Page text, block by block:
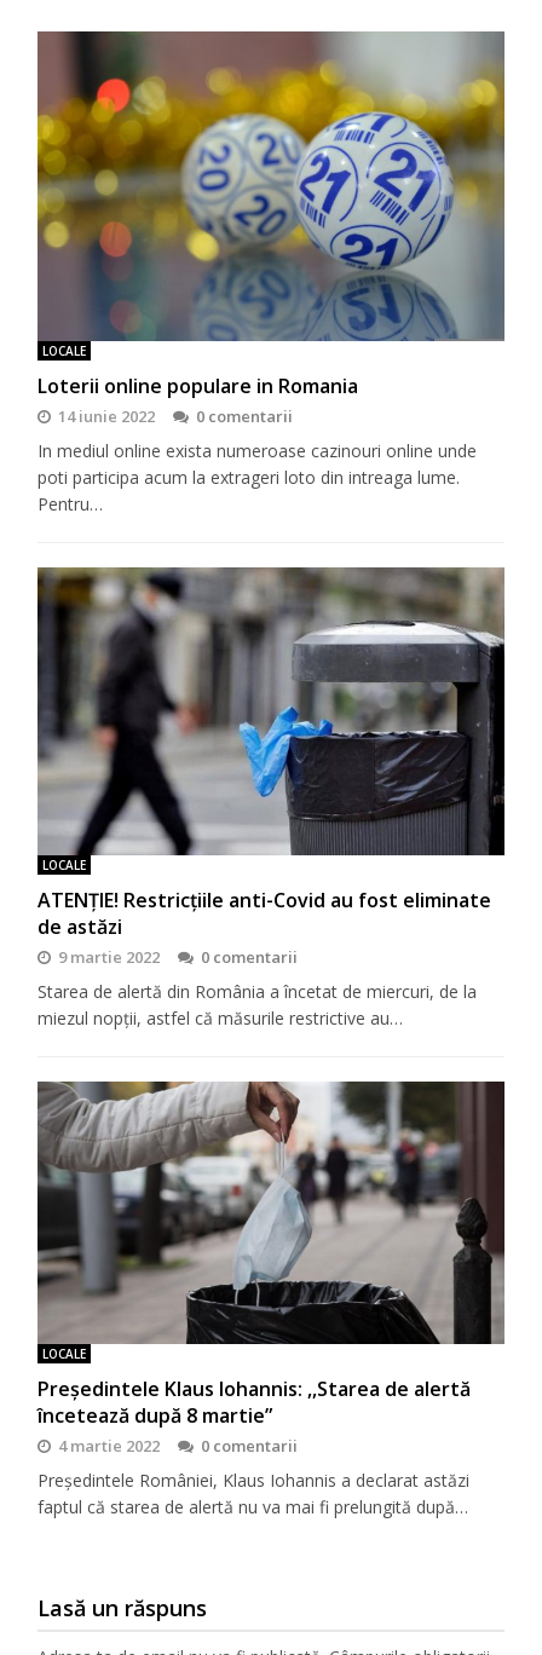
LOCALE
Loterii online populare in Romania
14 iunie 2022 0 comentarii
In mediul online exista numeroase cazinouri online unde
poti participa acum la extrageri loto din intreaga lume.
Pentru…
LOCALE
ATENȚIE! Restricțiile anti-Covid au fost eliminate
de astăzi
9 martie 2022 0 comentarii
Starea de alertă din România a încetat de miercuri, de la
miezul nopții, astfel că măsurile restrictive au…
LOCALE
Președintele Klaus Iohannis: ,,Starea de alertă
încetează după 8 martie”
4 martie 2022 0 comentarii
Președintele României, Klaus Iohannis a declarat astăzi
faptul că starea de alertă nu va mai fi prelungită după…
Lasă un răspuns